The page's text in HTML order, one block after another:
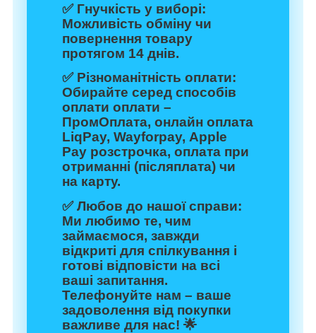
✅ Гнучкість у виборі:
Можливість обміну чи
повернення товару
протягом 14 днів.
✅ Різноманітність оплати:
Обирайте серед способів
оплати оплати –
ПромОплата, онлайн оплата
LiqPay, Wayforpay, Apple
Pay розстрочка, оплата при
отриманні (післяплата) чи
на карту.
✅Любов до нашої справи:
Ми любимо те, чим
займаємося, завжди
відкриті для спілкування і
готові відповісти на всі
ваші запитання.
Телефонуйте нам – ваше
задоволення від покупки
важливе для нас! 🌟